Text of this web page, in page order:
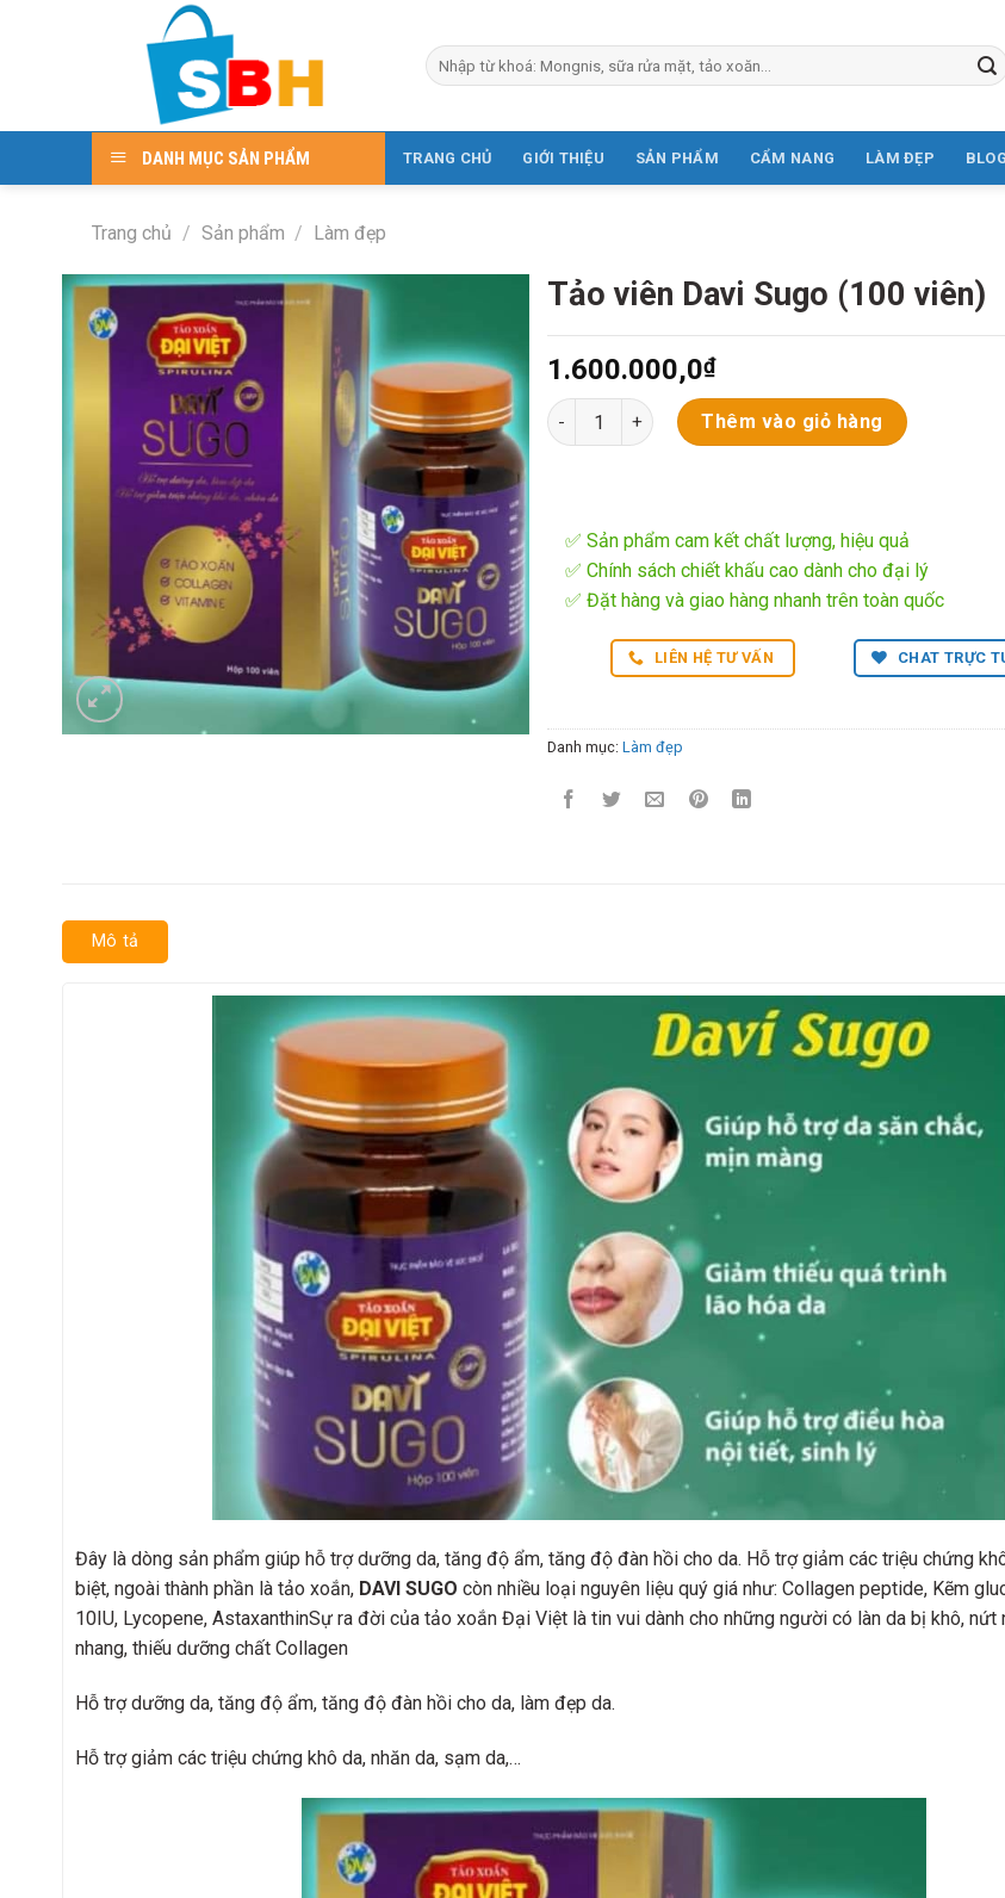
Tìm
kiếm:
DANH MỤC SẢN PHẨM TRANG CHỦ GIỚI THIỆU SẢN PHẨM CẨM NANG LÀM ĐẸP BLOG
Trang chủ / Sản phẩm / Làm đẹp
Tảo viên Davi Sugo (100 viên)
1.600.000,0₫
Tảo viên Davi Sugo (100 viên) số lượng
Thêm vào giỏ hàng
✅ Sản phẩm cam kết chất lượng, hiệu quả
✅ Chính sách chiết khấu cao dành cho đại lý
✅ Đặt hàng và giao hàng nhanh trên toàn quốc
LIÊN HỆ TƯ VẤN CHAT TRỰC
Danh mục:Làm đẹp
Mô tả
Đây là dòng sản phẩm giúp hỗ trợ dưỡng da, tăng độ ẩm, tăng độ đàn hồi cho da. Hỗ trợ giảm các triệu chứng
biệt, ngoài thành phần là tảo xoắn, DAVI SUGO còn nhiều loại nguyên liệu quý giá như: Collagen peptide, Kẽm
10IU, Lycopene, AstaxanthinSự ra đời của tảo xoắn Đại Việt là tin vui dành cho những người có làn da bị khô, nứt
nhang, thiếu dưỡng chất Collagen
Hỗ trợ dưỡng da, tăng độ ẩm, tăng độ đàn hồi cho da, làm đẹp da.
Hỗ trợ giảm các triệu chứng khô da, nhăn da, sạm da,…